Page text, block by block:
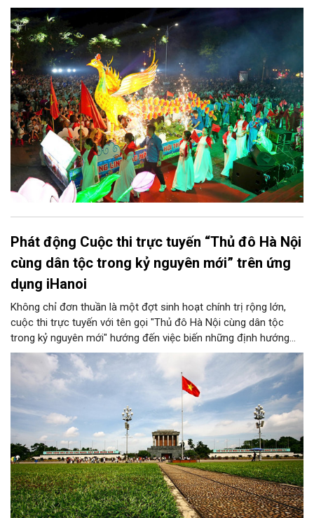
chính quyền phường Sơn Tây cùng các phòng, ban, ngành, đơn
vị và 25 tổ dân phố khẩn trương triển khai, tạo khí thế sôi nổi,
sẵn sàng mang đến cho Nhân dân và du khách một mùa Trung
thu quy mô, đặc sắc và giàu bản sắc văn hóa xứ Đoài.
Phát động Cuộc thi trực tuyến “Thủ đô Hà Nội
cùng dân tộc trong kỷ nguyên mới” trên ứng
dụng iHanoi
Không chỉ đơn thuần là một đợt sinh hoạt chính trị rộng lớn,
cuộc thi trực tuyến với tên gọi "Thủ đô Hà Nội cùng dân tộc
trong kỷ nguyên mới" hướng đến việc biến những định hướng
chiến lược trong Nghị quyết số 02-NQ/TW của Bộ Chính trị
thành niềm tin, thành nhận thức chung của mỗi người dân.